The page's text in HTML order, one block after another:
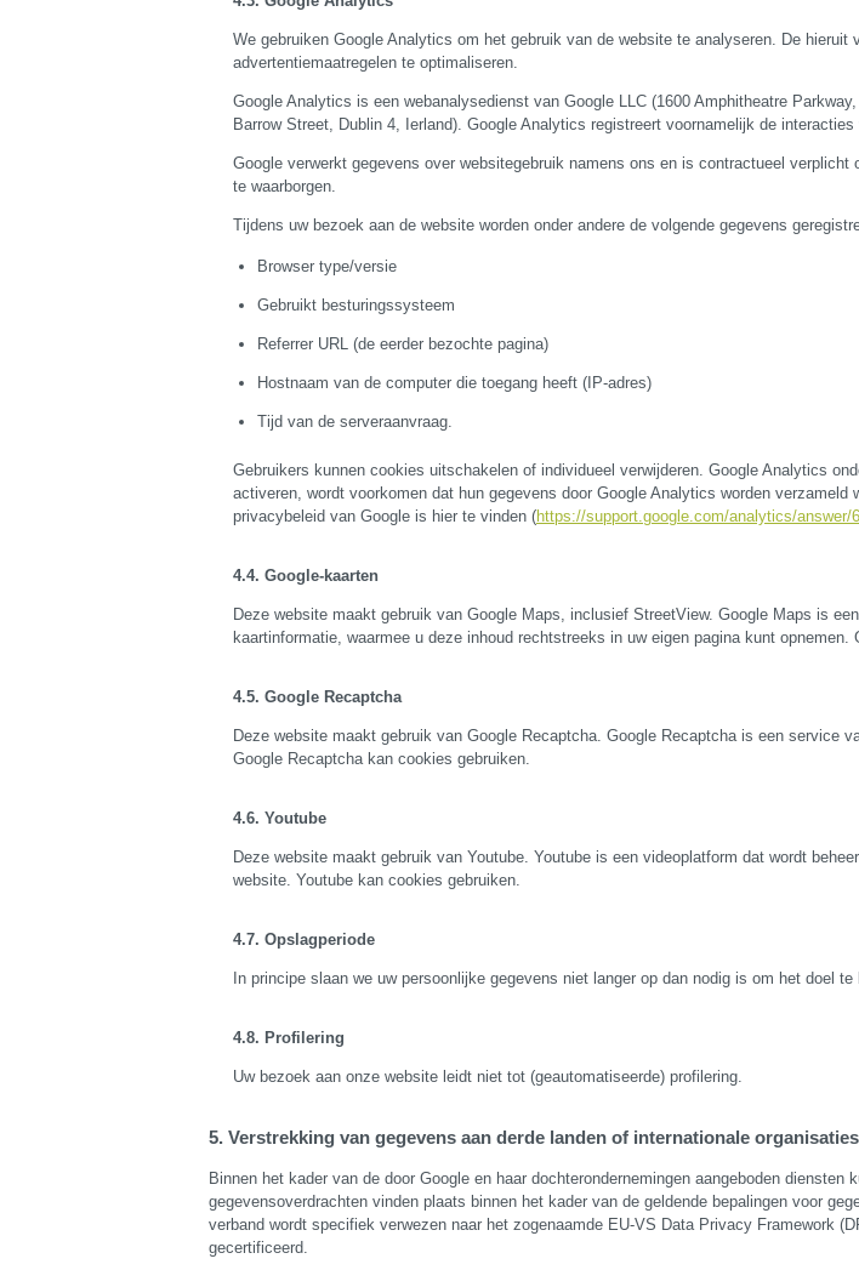
We gebruiken Google Analytics om het gebruik van de website te analyseren. De
advertentiemaatregelen te optimaliseren.
Google Analytics is een webanalysedienst van Google LLC (1600 Amphitheatre
Barrow Street, Dublin 4, Ierland). Google Analytics registreert voornamelijk de
Google verwerkt gegevens over websitegebruik namens ons en is contractueel
te waarborgen.
Tijdens uw bezoek aan de website worden onder andere de volgende gegevens
Browser type/versie
Gebruikt besturingssysteem
Referrer URL (de eerder bezochte pagina)
Hostnaam van de computer die toegang heeft (IP-adres)
Tijd van de serveraanvraag.
Gebruikers kunnen cookies uitschakelen of individueel verwijderen. Google Analytics
activeren, wordt voorkomen dat hun gegevens door Google Analytics worden verzameld
privacybeleid van Google is hier te vinden (https://support.google.com/analytics/answer/
Google-kaarten
Deze website maakt gebruik van Google Maps, inclusief StreetView. Google Maps is
kaartinformatie, waarmee u deze inhoud rechtstreeks in uw eigen pagina kunt
Google Recaptcha
Deze website maakt gebruik van Google Recaptcha. Google Recaptcha is een service
Google Recaptcha kan cookies gebruiken.
Youtube
Deze website maakt gebruik van Youtube. Youtube is een videoplatform dat wordt
website. Youtube kan cookies gebruiken.
Opslagperiode
In principe slaan we uw persoonlijke gegevens niet langer op dan nodig is om het doel
Profilering
Uw bezoek aan onze website leidt niet tot (geautomatiseerde) profilering.
Verstrekking van gegevens aan derde landen of internationale organisaties
Binnen het kader van de door Google en haar dochterondernemingen aangeboden
gegevensoverdrachten vinden plaats binnen het kader van de geldende bepalingen voor
verband wordt specifiek verwezen naar het zogenaamde EU-VS Data Privacy Framework
gecertificeerd.